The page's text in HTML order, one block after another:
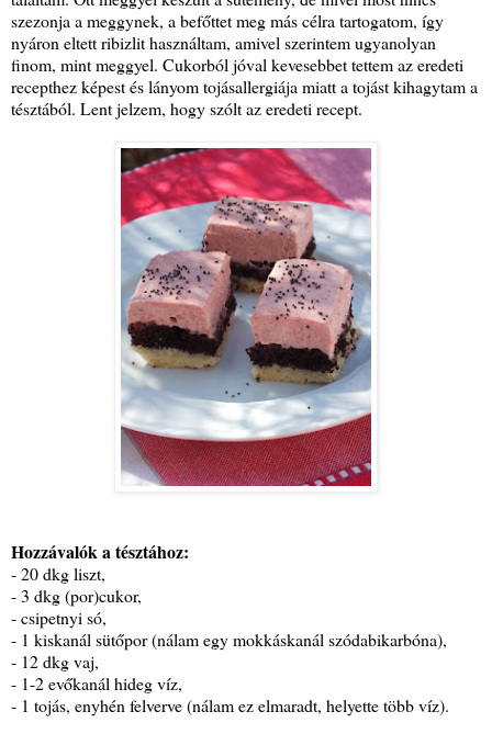
szezonja a meggynek, a befőttet meg más célra tartogatom, így
nyáron eltett ribizlit használtam, amivel szerintem ugyanolyan
finom, mint meggyel. Cukorból jóval kevesebbet tettem az eredeti
recepthez képest és lányom tojásallergiája miatt a tojást kihagytam a
tésztából. Lent jelzem, hogy szólt az eredeti recept.
Hozzávalók a tésztához:
- 20 dkg liszt,
- 3 dkg (por)cukor,
- csipetnyi só,
- 1 kiskanál sütőpor (nálam egy mokkáskanál szódabikarbóna),
- 12 dkg vaj,
- 1-2 evőkanál hideg víz,
- 1 tojás, enyhén felverve (nálam ez elmaradt, helyette több víz).